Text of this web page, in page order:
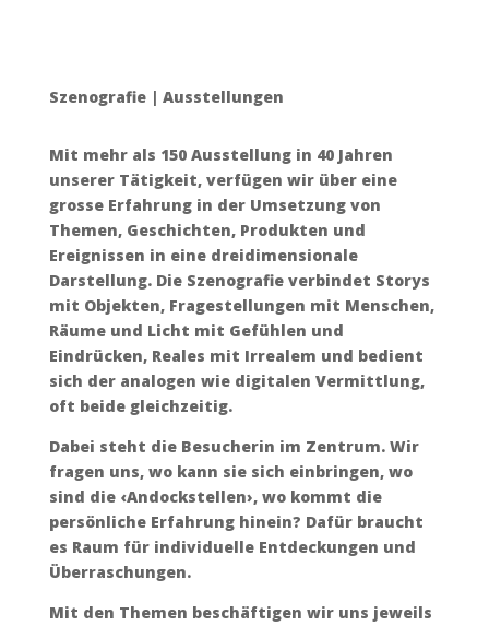
Szenografie | Ausstellungen
Mit mehr als 150 Ausstellung in 40 Jahren
unserer Tätigkeit, verfügen wir über eine
grosse Erfahrung in der Umsetzung von
Themen, Geschichten, Produkten und
Ereignissen in eine dreidimensionale
Darstellung. Die Szenografie verbindet Storys
mit Objekten, Fragestellungen mit Menschen,
Räume und Licht mit Gefühlen und
Eindrücken, Reales mit Irrealem und bedient
sich der analogen wie digitalen Vermittlung,
oft beide gleichzeitig.
Dabei steht die Besucherin im Zentrum. Wir
fragen uns, wo kann sie sich einbringen, wo
sind die ‹Andockstellen›, wo kommt die
persönliche Erfahrung hinein? Dafür braucht
es Raum für individuelle Entdeckungen und
Überraschungen.
Mit den Themen beschäftigen wir uns jeweils